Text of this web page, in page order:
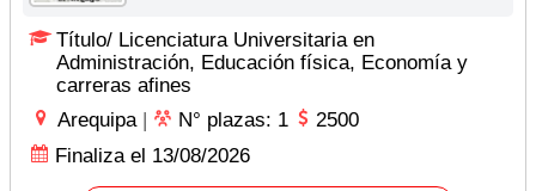
Título/ Licenciatura Universitaria en
Administración, Educación física, Economía y
carreras afines
Arequipa | N° plazas: 1
2500
Finaliza el 13/08/2026